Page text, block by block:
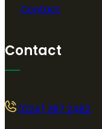
Contact
Contact
(024) 397 2482